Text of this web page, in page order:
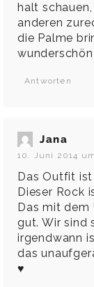
halt
anderen
die Palme
Antworten
Jana
10. Juni 2014
Das Outfit
Dieser Rock
Das mit dem
gut. Wir sind
irgendwann
das
♥